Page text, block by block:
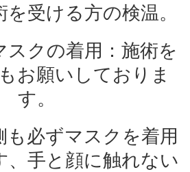
受ける方の検温。
スクの着用：施術を
お願いしておりま
す。
も必ずマスクを着用
、手と顔に触れない